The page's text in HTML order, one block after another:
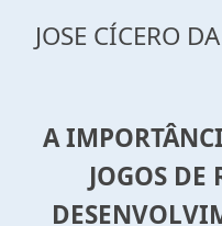
JOSE CÍCERO
A
JOGOS DE